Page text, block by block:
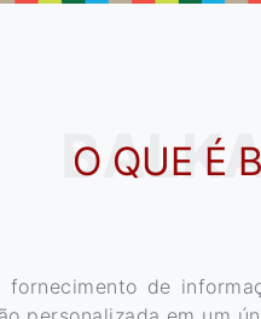
O QUE É
fornecimento de